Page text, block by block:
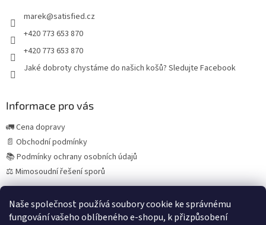
Naše společnost používá soubory cookie ke správnému
fungování vašeho oblíbeného e-shopu, k přizpůsobení
marek@satisfied.cz
+420 773 653 870
+420 773 653 870
Jaké dobroty chystáme do našich košů? Sledujte Facebook
Informace pro vás
🚛 Cena dopravy
📄 Obchodní podmínky
📚 Podmínky ochrany osobních údajů
⚖️ Mimosoudní řešení sporů
Španělská vína a delikatesy